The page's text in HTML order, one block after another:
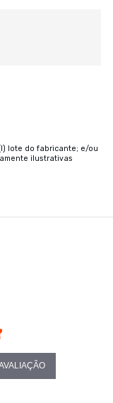
lote do fabricante; e/ou
ilustrativas